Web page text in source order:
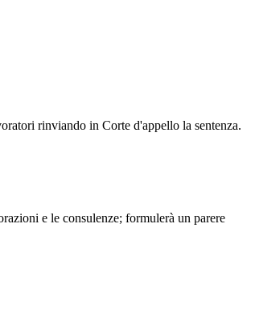
rinviando in Corte d'appello la sentenza.
e le consulenze; formulerà un parere